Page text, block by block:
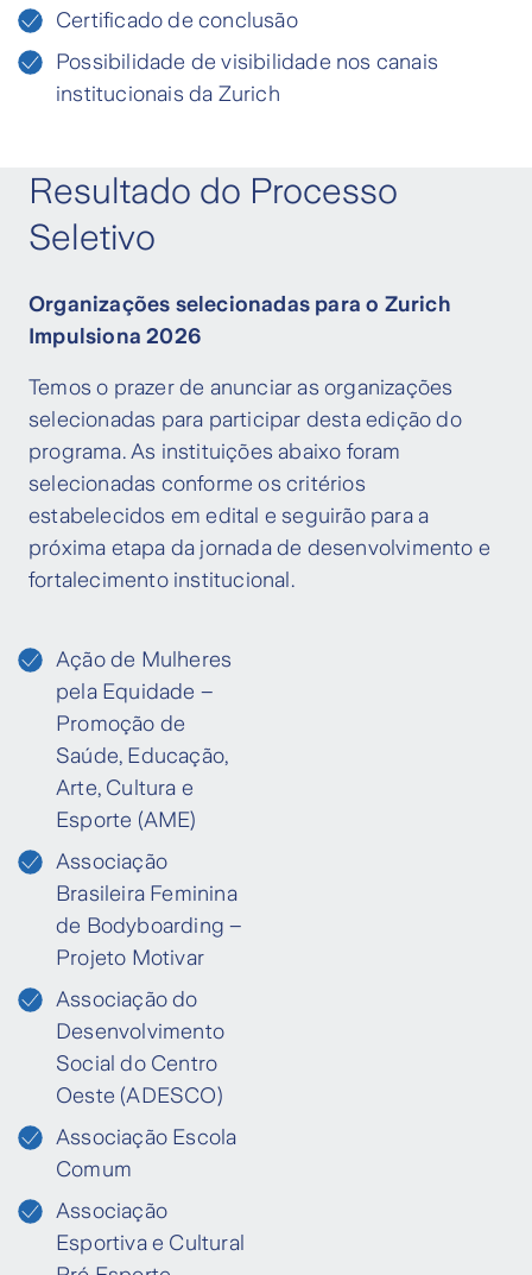
Certificado de conclusão
Possibilidade de visibilidade nos canais
institucionais da Zurich
Resultado do Processo
Seletivo
Organizações selecionadas para o Zurich
Impulsiona 2026
Temos o prazer de anunciar as organizações
selecionadas para participar desta edição do
programa. As instituições abaixo foram
selecionadas conforme os critérios
estabelecidos em edital e seguirão para a
próxima etapa da jornada de desenvolvimento e
fortalecimento institucional.
Ação de Mulheres
pela Equidade –
Promoção de
Saúde, Educação,
Arte, Cultura e
Esporte (AME)
Associação
Brasileira Feminina
de Bodyboarding –
Projeto Motivar
Associação do
Desenvolvimento
Social do Centro
Oeste (ADESCO)
Associação Escola
Comum
Associação
Esportiva e Cultural